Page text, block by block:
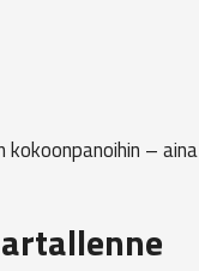
kokoonpanoihin –